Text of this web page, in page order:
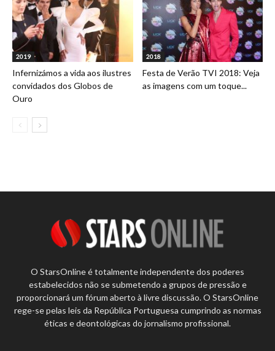
2019
Infernizámos a vida aos ilustres
convidados dos Globos de
Ouro
2018
Festa de Verão TVI 2018: Veja
as imagens com um toque...
O StarsOnline é totalmente independente dos poderes
estabelecidos não se submetendo a grupos de pressão e
proporcionará um fórum aberto à livre discussão. O StarsOnline
rege-se pelas leis da República Portuguesa cumprindo as normas
éticas e deontológicas do jornalismo profissional.